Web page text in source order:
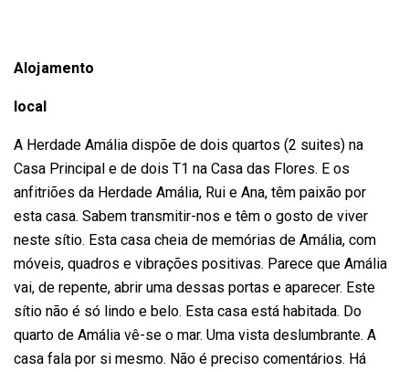
Alojamento
local
A Herdade Amália dispõe de dois quartos (2 suites) na
Casa Principal e de dois T1 na Casa das Flores. E os
anfitriões da Herdade Amália, Rui e Ana, têm paixão por
esta casa. Sabem transmitir-nos e têm o gosto de viver
neste sítio. Esta casa cheia de memórias de Amália, com
móveis, quadros e vibrações positivas. Parece que Amália
vai, de repente, abrir uma dessas portas e aparecer. Este
sítio não é só lindo e belo. Esta casa está habitada. Do
quarto de Amália vê-se o mar. Uma vista deslumbrante. A
casa fala por si mesmo. Não é preciso comentários. Há